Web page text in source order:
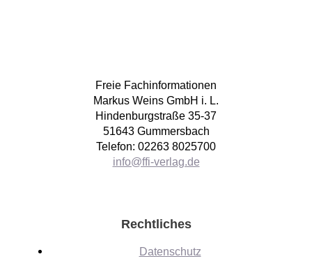
Freie Fachinformationen
Markus Weins GmbH i. L.
Hindenburgstraße 35-37
51643 Gummersbach
Telefon: 02263 8025700
info@ffi-verlag.de
Rechtliches
Datenschutz